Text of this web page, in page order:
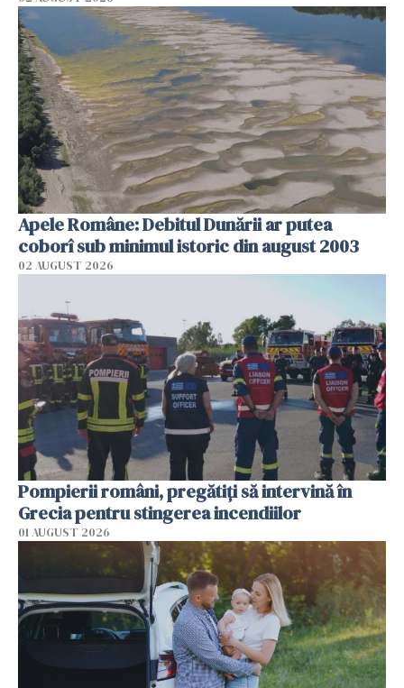
Apele Române: Debitul Dunării ar putea
coborî sub minimul istoric din august 2003
02 AUGUST 2026
Pompierii români, pregătiţi să intervină în
Grecia pentru stingerea incendiilor
01 AUGUST 2026